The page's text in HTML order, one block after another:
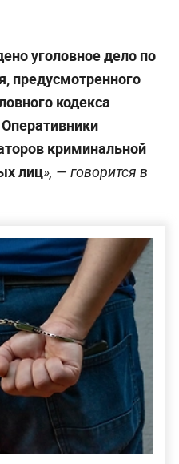
уголовное дело по
предусмотренного
кодекса
криминальной
лиц», — говорится в